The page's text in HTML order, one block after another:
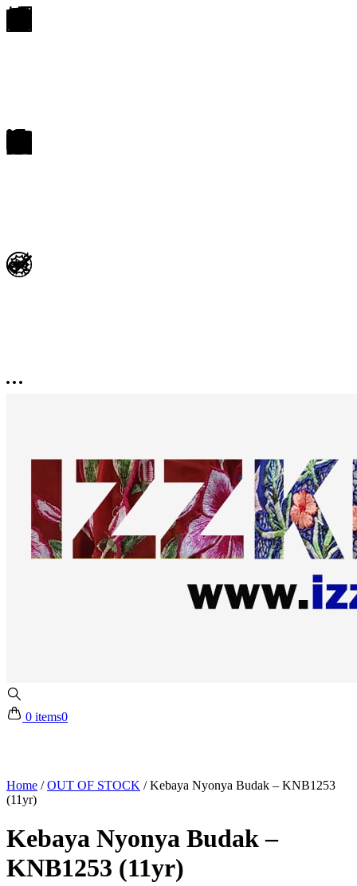
0 items0
Home /OUT OF STOCK /Kebaya Nyonya Budak – KNB1253
(11yr)
Kebaya Nyonya Budak –
KNB1253 (11yr)